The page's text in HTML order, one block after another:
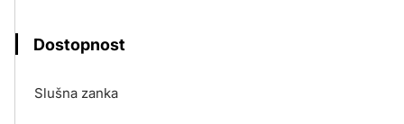
Dostopnost
Slušna zanka